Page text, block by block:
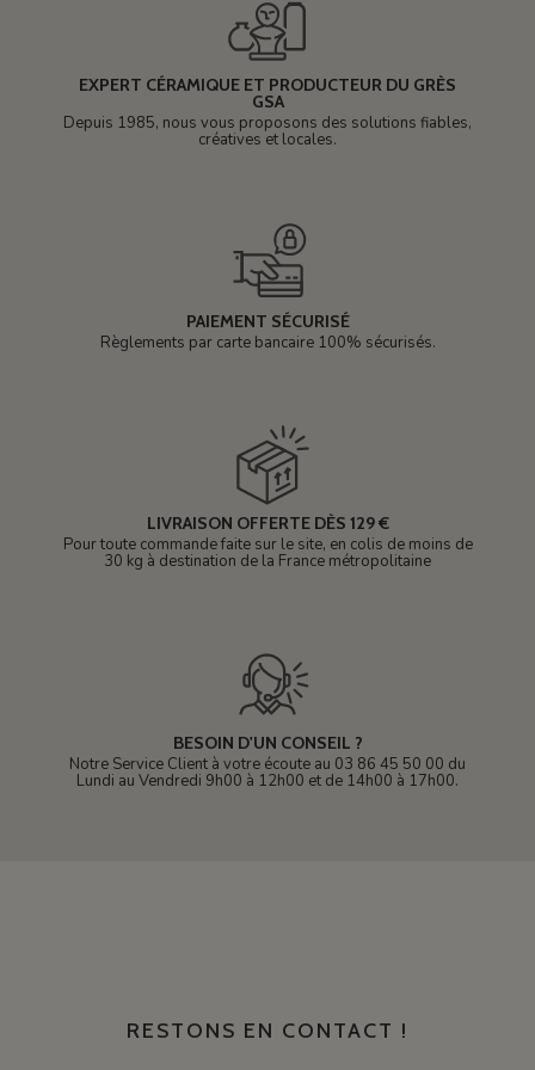
EXPERT CÉRAMIQUE ET PRODUCTEUR DU GRÈS
GSA
Depuis 1985, nous vous proposons des solutions fiables,
créatives et locales.
PAIEMENT SÉCURISÉ
Règlements par carte bancaire 100% sécurisés.
LIVRAISON OFFERTE DÈS 129 €
Pour toute commande faite sur le site, en colis de moins de
30 kg à destination de la France métropolitaine
BESOIN D'UN CONSEIL ?
Notre Service Client à votre écoute au 03 86 45 50 00 du
Lundi au Vendredi 9h00 à 12h00 et de 14h00 à 17h00.
RESTONS EN CONTACT !